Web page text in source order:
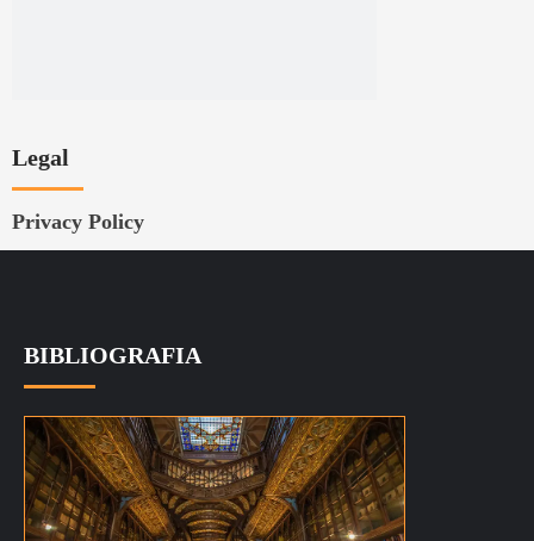
Legal
Privacy Policy
BIBLIOGRAFIA